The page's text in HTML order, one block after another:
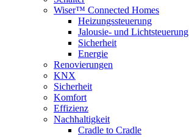
Wiser™ Connected Homes
Heizungssteuerung
Jalousie- und Lichtsteuerung
Sicherheit
Energie
Renovierungen
KNX
Sicherheit
Komfort
Effizienz
Nachhaltigkeit
Cradle to Cradle